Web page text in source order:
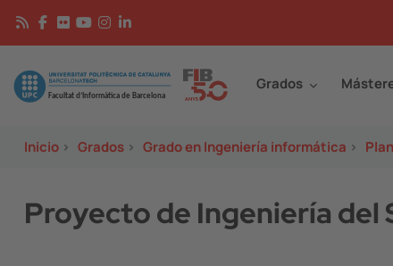
Pasar al contenido principal
Image Grados
Inicio > Grados > Grado en Ingeniería informática >
Proyecto de Ingeniería del